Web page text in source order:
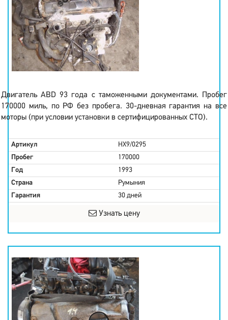
Двигатель ABD 93 года с таможенными документами. Пробег
170000 миль, по РФ без пробега. 30-дневная гарантия на все
моторы (при условии установки в сертифицированных СТО).
Артикул
HX9/0295
Пробег
170000
Год
1993
Страна
Румыния
Гарантия
30 дней
Узнать цену